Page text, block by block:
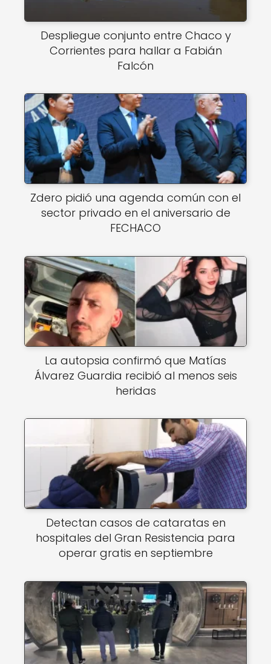
Despliegue conjunto entre Chaco y
Corrientes para hallar a Fabián
Falcón
Zdero pidió una agenda común con el
sector privado en el aniversario de
FECHACO
La autopsia confirmó que Matías
Álvarez Guardia recibió al menos seis
heridas
Detectan casos de cataratas en
hospitales del Gran Resistencia para
operar gratis en septiembre